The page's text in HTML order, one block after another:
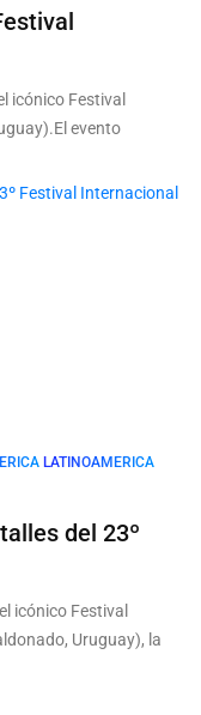
icónico Festival
evento
LATINOAMERICA
del 23º
icónico Festival
Uruguay), la